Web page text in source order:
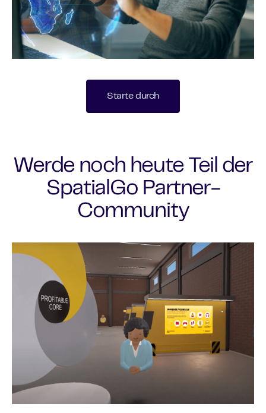
Starte durch
Werde noch heute Teil der
SpatialGo Partner-
Community